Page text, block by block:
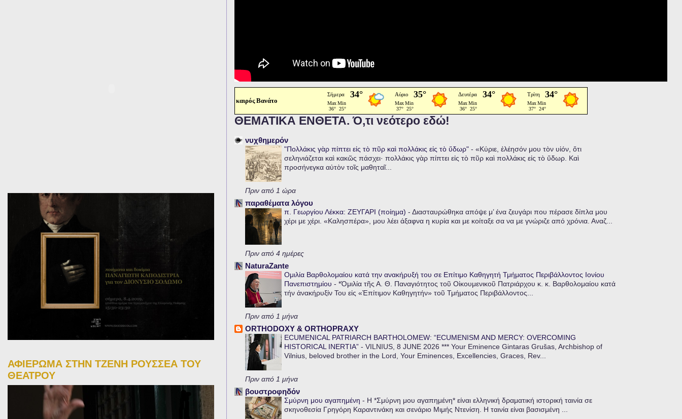
καιρός Βανάτο
ΘΕΜΑΤΙΚΑ ΕΝΘΕΤΑ. Ό,τι νεότερο εδώ!
νυχθημερόν
"Πολλάκις γὰρ πίπτει εἰς τὸ πῦρ καὶ πολλάκις εἰς τὸ ὕδωρ" - «Κύριε, ἐλέησόν μου τὸν υἱόν, ὅτι
σεληνιάζεται καὶ κακῶς πάσχει· πολλάκις γὰρ πίπτει εἰς τὸ πῦρ καὶ πολλάκις εἰς τὸ ὕδωρ. Καὶ
προσήνεγκα αὐτὸν τοῖς μαθηταῖ...
Πριν από 1 ώρα
παραθέματα λόγου
π. Γεωργίου Λέκκα: ΖΕΥΓΑΡΙ (ποίημα) - Διασταυρώθηκα απόψε μ’ ένα ζευγάρι που πέρασε δίπλα μου
χέρι με χέρι. «Καλησπέρα», μου λέει άξαφνα η κυρία και με κοίταξε σα να με γνώριζε από χρόνια. Αναζ...
Πριν από 4 ημέρες
NaturaZante
Ομιλία Βαρθολομαίου κατά την ανακήρυξή του σε Επίτιμο Καθηγητή Τμήματος Περιβάλλοντος Ιονίου
Πανεπιστημίου - *Ὁμιλία τῆς Α. Θ. Παναγιότητος τοῦ Οἰκουμενικοῦ Πατριάρχου κ. κ. Βαρθολομαίου κατά
τήν ἀνακήρυξίν Του εἰς «Ἐπίτιμον Καθηγητήν» τοῦ Τμήματος Περιβάλλοντος...
Πριν από 1 μήνα
ORTHODOXY & ORTHOPRAXY
ECUMENICAL PATRIARCH BARTHOLOMEW: “ECUMENISM AND MERCY: OVERCOMING
HISTORICAL INERTIA” - VILNIUS, 8 JUNE 2026 *** Your Eminence Gintaras Grušas, Archbishop of
Vilnius, beloved brother in the Lord, Your Eminences, Excellencies, Graces, Rev...
Πριν από 1 μήνα
βουστροφηδόν
Σμύρνη μου αγαπημένη - Η *Σμύρνη μου αγαπημένη* είναι ελληνική δραματική ιστορική ταινία σε
σκηνοθεσία Γρηγόρη Καραντινάκη και σενάριο Μιμής Ντενίση. Η ταινία είναι βασισμένη ...
ΑΦΙΕΡΩΜΑ ΣΤΗΝ ΤΖΕΝΗ ΡΟΥΣΣΕΑ ΤΟΥ
ΘΕΑΤΡΟΥ